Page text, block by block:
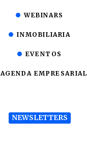
WEBINARS
INMOBILIARIA
EVENTOS
AGENDA EMPRESARIAL
NEWSLETTERS